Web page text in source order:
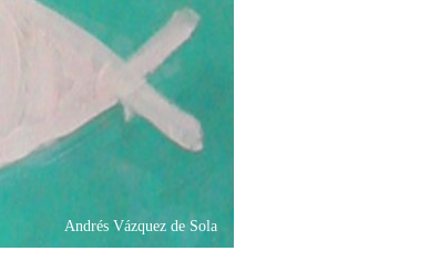
Andrés Vázquez de Sola